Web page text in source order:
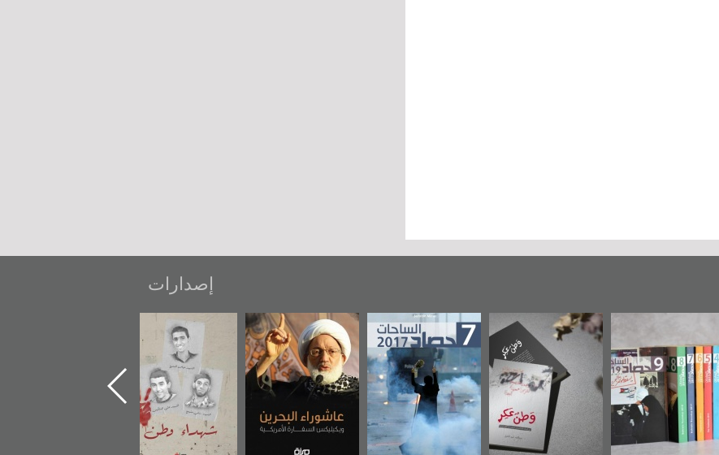
إصدارات
جديدة لمعتقل
عسكري تصدر عن
«مرآة البحرين»
حصاد 2017
عاشوراء البحرين...
ويكيليكس السفارة
الأمريكية
شهداء وطن
«جَوْ»: رواية
المعتقل جهاد